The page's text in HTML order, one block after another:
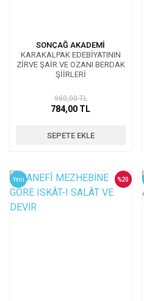
SONÇAĞ AKADEMİ
KARAKALPAK EDEBİYATININ
ZİRVE ŞAİR VE OZANI BERDAK
ŞİİRLERİ
980,00 TL
784,00 TL
SEPETE EKLE
Yeni %20